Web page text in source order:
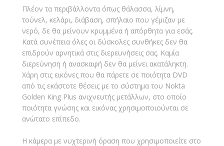
Πλέον τα περιβάλλοντα όπως θάλασσα, λίμνη,
τούνελ, κελάρι, διάβαση, σπήλαιο που γέμιζαν με
νερό, δε θα μείνουν κρυμμένα ή απόρθητα για εσάς.
Κατά συνέπεια όλες οι δύσκολες συνθήκες δεν θα
επιδρούν αρνητικά στις διερευνήσεις σας. Καμία
διερεύνηση ή ανασκαφή δεν θα μείνει ακατάληκτη.
Χάρη στις εικόνες που θα πάρετε σε ποιότητα DVD
από τις εκάστοτε θέσεις με το σύστημα του Nokta
Golden King Plus ανιχνευτής μετάλλων, στο οποίο
ποιότητα γνώσης και εικόνας χρησιμοποιούνται σε
ανώτατο επίπεδο.
Η κάμερα με νυχτερινή όραση που χρησιμοποιείτε στο